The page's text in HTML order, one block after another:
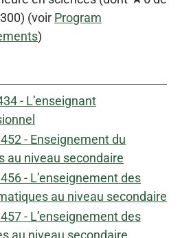
(voir Program
)
- L’enseignant
- Enseignement du
au niveau secondaire
- L’enseignement des
au niveau secondaire
- L’enseignement des
au niveau secondaire